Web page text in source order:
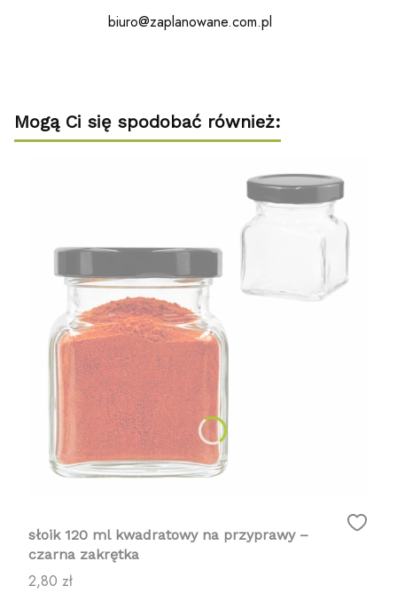
biuro@zaplanowane.com.pl
Mogą Ci się spodobać również:
słoik 120 ml kwadratowy na przyprawy –
czarna zakrętka
Cena
2,80 zł